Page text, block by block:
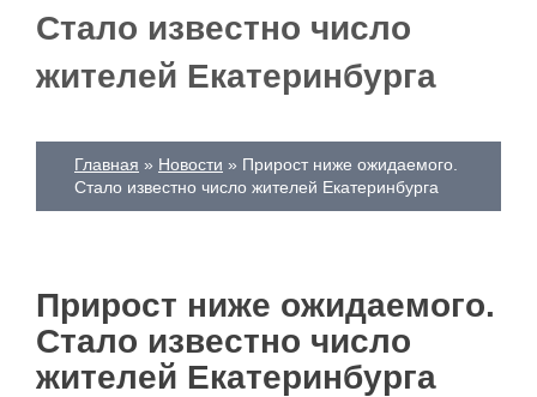
Стало известно число
жителей Екатеринбурга
Главная Новости
Прирост ниже ожидаемого.
Стало известно число жителей Екатеринбурга
Прирост ниже ожидаемого.
Стало известно число
жителей Екатеринбурга